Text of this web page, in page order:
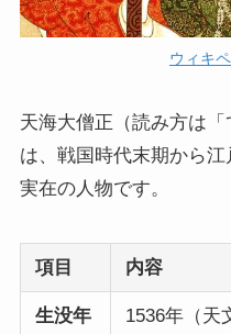
ウィキ
天海大僧正（読み方は「
は、戦国時代末期から
実在の人物です。
項目 内容
生没年
1536年（天